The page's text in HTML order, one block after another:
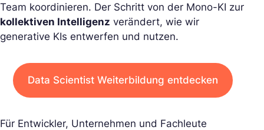
Team koordinieren. Der Schritt von der Mono-KI zur
kollektiven Intelligenz verändert, wie wir
generative KIs entwerfen und nutzen.
Data Scientist Weiterbildung entdecken
Für Entwickler, Unternehmen und Fachleute